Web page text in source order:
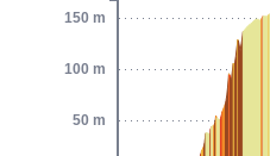
50 m
100 m
150 m